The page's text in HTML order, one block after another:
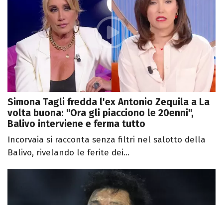
Simona Tagli fredda l'ex Antonio Zequila a La
volta buona: "Ora gli piacciono le 20enni",
Balivo interviene e ferma tutto
Incorvaia si racconta senza filtri nel salotto della
Balivo, rivelando le ferite dei...